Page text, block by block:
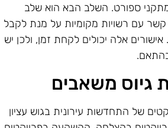
ספורט. השלב הבא הוא שלב
קשר עם רשויות מקומיות על מנת לקבל
אלה יכולים לקחת זמן, ולכן יש
גיוס משאבים
של התחדשות עירונית בגוש עציון